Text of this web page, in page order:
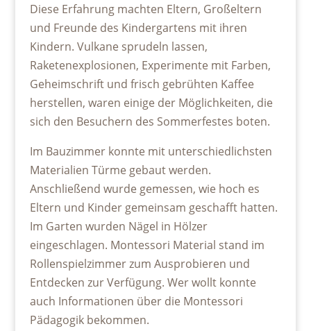
Diese Erfahrung machten Eltern, Großeltern
und Freunde des Kindergartens mit ihren
Kindern. Vulkane sprudeln lassen,
Raketenexplosionen, Experimente mit Farben,
Geheimschrift und frisch gebrühten Kaffee
herstellen, waren einige der Möglichkeiten, die
sich den Besuchern des Sommerfestes boten.
Im Bauzimmer konnte mit unterschiedlichsten
Materialien Türme gebaut werden.
Anschließend wurde gemessen, wie hoch es
Eltern und Kinder gemeinsam geschafft hatten.
Im Garten wurden Nägel in Hölzer
eingeschlagen. Montessori Material stand im
Rollenspielzimmer zum Ausprobieren und
Entdecken zur Verfügung. Wer wollt konnte
auch Informationen über die Montessori
Pädagogik bekommen.